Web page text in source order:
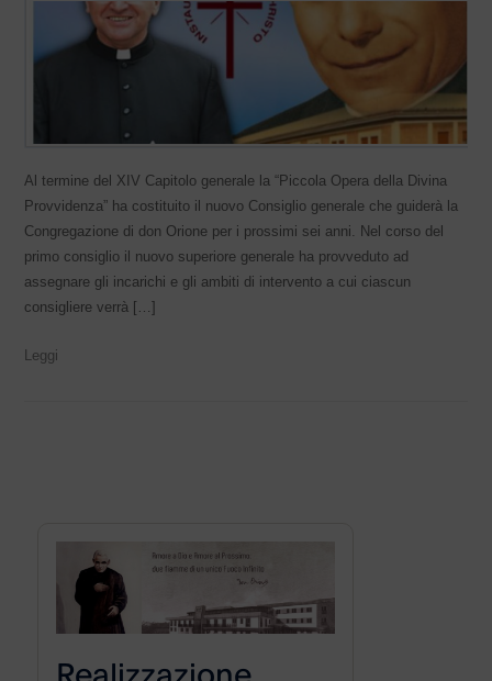
Al termine del XIV Capitolo generale la “Piccola Opera della Divina
Provvidenza” ha costituito il nuovo Consiglio generale che guiderà la
Congregazione di don Orione per i prossimi sei anni. Nel corso del
primo consiglio il nuovo superiore generale ha provveduto ad
assegnare gli incarichi e gli ambiti di intervento a cui ciascun
consigliere verrà […]
Leggi